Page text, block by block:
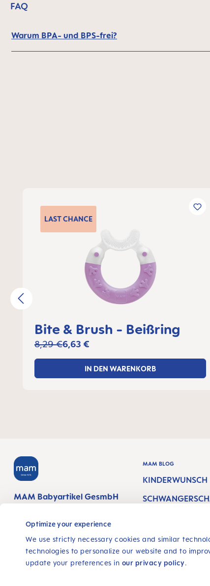
Optimize your experience
We use strictly necessary cookies and similar
technologies to personalize our website and to
update your preferences in our privacy policy.
FAQ
Warum BPA- und BPS-frei?
LASTCHANCE
Bite & Brush - Beißring
6,63 €
8,29 €
IN DEN WARENKORB
MAM Babyartikel GesmbH
1160 Vienna
MAM BLOG
KINDERWUNSCH
STILLEN &
BABYERNÄHRUNG